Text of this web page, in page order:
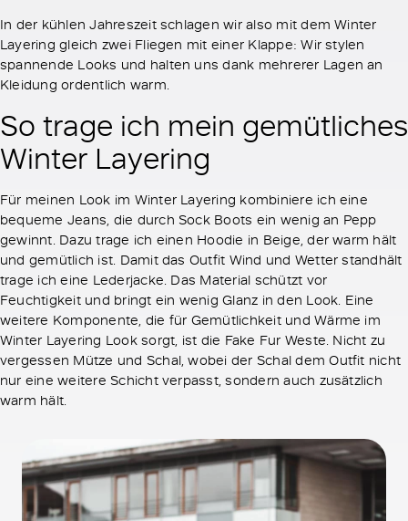
In der kühlen Jahreszeit schlagen wir also mit dem Winter
Layering gleich zwei Fliegen mit einer Klappe: Wir stylen
spannende Looks und halten uns dank mehrerer Lagen an
Kleidung ordentlich warm.
So trage ich mein gemütliches
Winter Layering
Für meinen Look im Winter Layering kombiniere ich eine
bequeme Jeans, die durch Sock Boots ein wenig an Pepp
gewinnt. Dazu trage ich einen Hoodie in Beige, der warm hält
und gemütlich ist. Damit das Outfit Wind und Wetter standhält
trage ich eine Lederjacke. Das Material schützt vor
Feuchtigkeit und bringt ein wenig Glanz in den Look. Eine
weitere Komponente, die für Gemütlichkeit und Wärme im
Winter Layering Look sorgt, ist die Fake Fur Weste. Nicht zu
vergessen Mütze und Schal, wobei der Schal dem Outfit nicht
nur eine weitere Schicht verpasst, sondern auch zusätzlich
warm hält.